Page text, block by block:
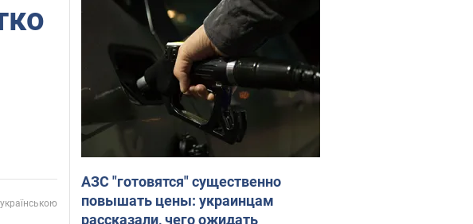
АЗС "готовятся" существенно
повышать цены: украинцам
рассказали, чего ожидать